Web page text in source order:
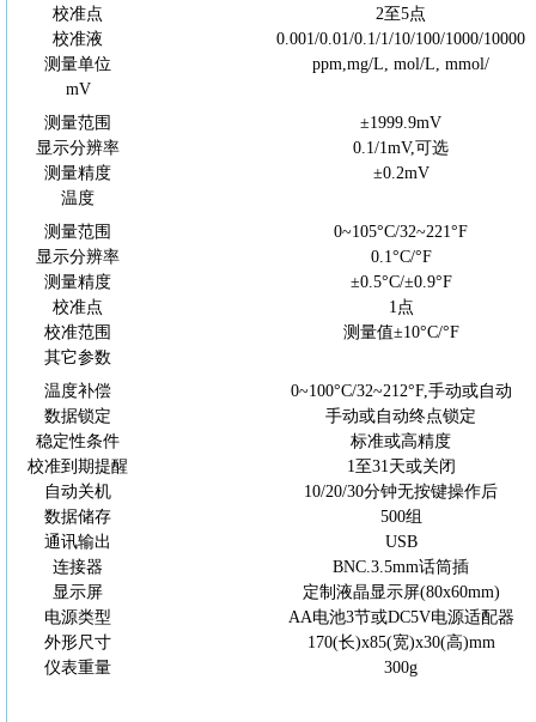
校准点
2至5点
校准液
0.001/0.01/0.1/1/10/100/1000/10000
测量单位
ppm,mg/L, mol/L, mmol/
mV
测量范围
±1999.9mV
显示分辨率
0.1/1mV,可选
测量精度
±0.2mV
温度
测量范围
0~105°C/32~221°F
显示分辨率
0.1°C/°F
测量精度
±0.5°C/±0.9°F
校准点
1点
校准范围
测量值±10°C/°F
其它参数
温度补偿
0~100°C/32~212°F,手动或自动
数据锁定
手动或自动终点锁定
稳定性条件
标准或高精度
校准到期提醒
1至31天或关闭
自动关机
10/20/30分钟无按键操作后
数据储存
500组
通讯输出
USB
连接器
BNC.3.5mm话筒插
显示屏
定制液晶显示屏(80x60mm)
电源类型
AA电池3节或DC5V电源适配器
外形尺寸
170(长)x85(宽)x30(高)mm
仪表重量
300g